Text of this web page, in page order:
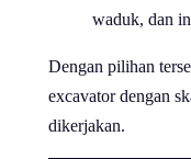
waduk, dan
Dengan pilihan
excavator dengan
dikerjakan.